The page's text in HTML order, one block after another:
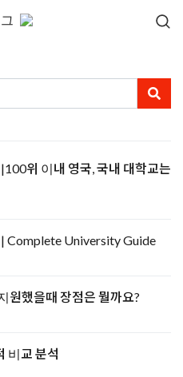
위 이내 영국, 국내 대학교는
Complete University Guide
원했을때 장점은 뭘까요?
비교 분석